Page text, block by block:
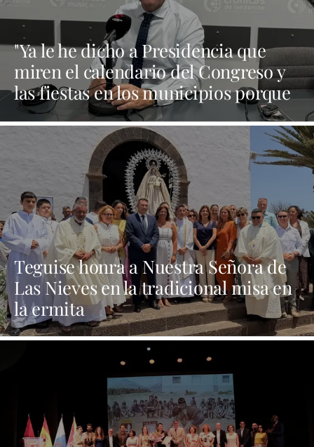
"Ya le he dicho a Presidencia que
miren el calendario del Congreso y
las fiestas en los municipios porque
Dolores Corujo estaba en un fiesta
aquí y al día siguiente no está en el
Teguise honra a Nuestra Señora de
Las Nieves en la tradicional misa en
la ermita